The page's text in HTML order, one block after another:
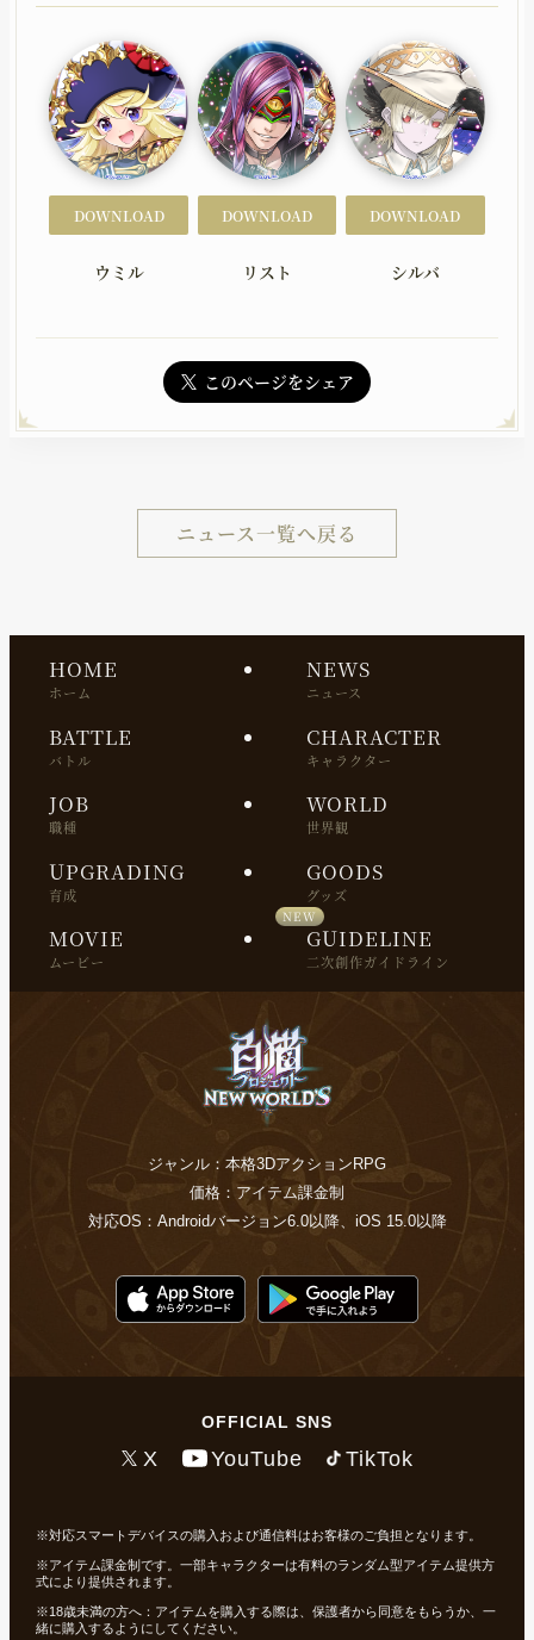
DOWNLOAD
ウミル
DOWNLOAD
リスト
DOWNLOAD
シルバ
このページをシェア
ニュース一覧へ戻る
HOME
ホーム
NEWS
ニュース
BATTLE
バトル
CHARACTER
キャラクター
JOB
職種
WORLD
世界観
UPGRADING
育成
GOODS
グッズ
MOVIE
ムービー
GUIDELINE
二次創作ガイドライン
ジャンル：本格3DアクションRPG
価格：アイテム課金制
対応OS：Androidバージョン6.0以降、iOS 15.0以降
OFFICIAL SNS
X YouTube TikTok
対応スマートデバイスの購入および通信料はお客様のご負担となります。
アイテム課金制です。一部キャラクターは有料のランダム型アイテム提供方
式により提供されます。
18歳未満の方へ：アイテムを購入する際は、保護者から同意をもらうか、一
緒に購入するようにしてください。